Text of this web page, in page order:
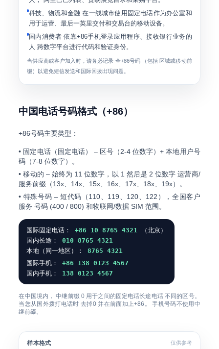
科技、物流和金融 在一线城市使用固定电话作为办公室和
用于运营、最后一英里交付和交易台的移动设备。
国内消费者依靠+86手机登录应用程序、接收银行业务的
人 跨数字平台进行代码和验证身份。
当供应商或客户加入时，请务必记录 全+86号码（包括 区域或移动前
缀）以避免短信发送和国际回拨出现问题。
中国电话号码格式（+86）
+86号码主要类型：
• 固定电话（固定电话）
– 区号（2-4 位数字）+ 本地用户号
码（7-8 位数字）。
•移动的 – 始终为 11 位数字，以 1 然后是 2 位数字 运营商/
服务前缀（13x、14x、15x、16x、17x、18x、19x）。
• 特殊号码 – 短代码（110、119、120、122），全国客户
服务 号码 (400 / 800) 和物联网/数据 SIM 范围。
国际固定电话：+86 10 8765 4321 （北京）
国内长途：010 8765 4321
本地（同一地区）：8765 4321
国际手机：+86 138 0123 4567
国内手机： 138 0123 4567
在中国境内，中继前缀 0 用于之间的固定电话长途电话 不同的区号。
当您从国外拨打电话时去掉0并在前面加上+86。 手机号码不使用中
继前缀。
样本格式 仅供参考